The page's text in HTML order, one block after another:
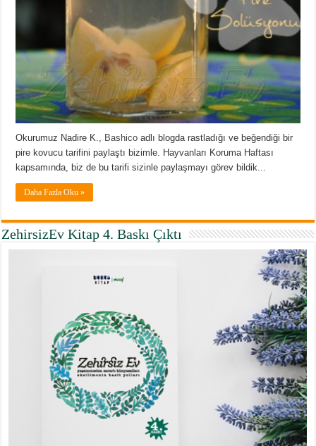
Okurumuz Nadire K., Bashico adlı blogda rastladığı ve beğendiği bir
pire kovucu tarifini paylaştı bizimle. Hayvanları Koruma Haftası
kapsamında, biz de bu tarifi sizinle paylaşmayı görev bildik...
Daha Fazla Oku »
ZehirsizEv Kitap 4. Baskı Çıktı